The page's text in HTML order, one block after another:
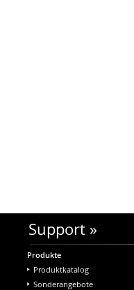
Support»
Produkte
Produktkatalog
Sonderangebote